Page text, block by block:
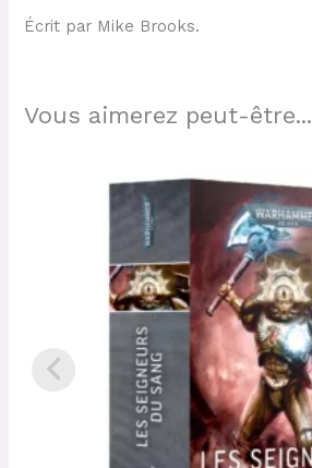
Écrit par Mike Brooks.
Vous aimerez peut-être...